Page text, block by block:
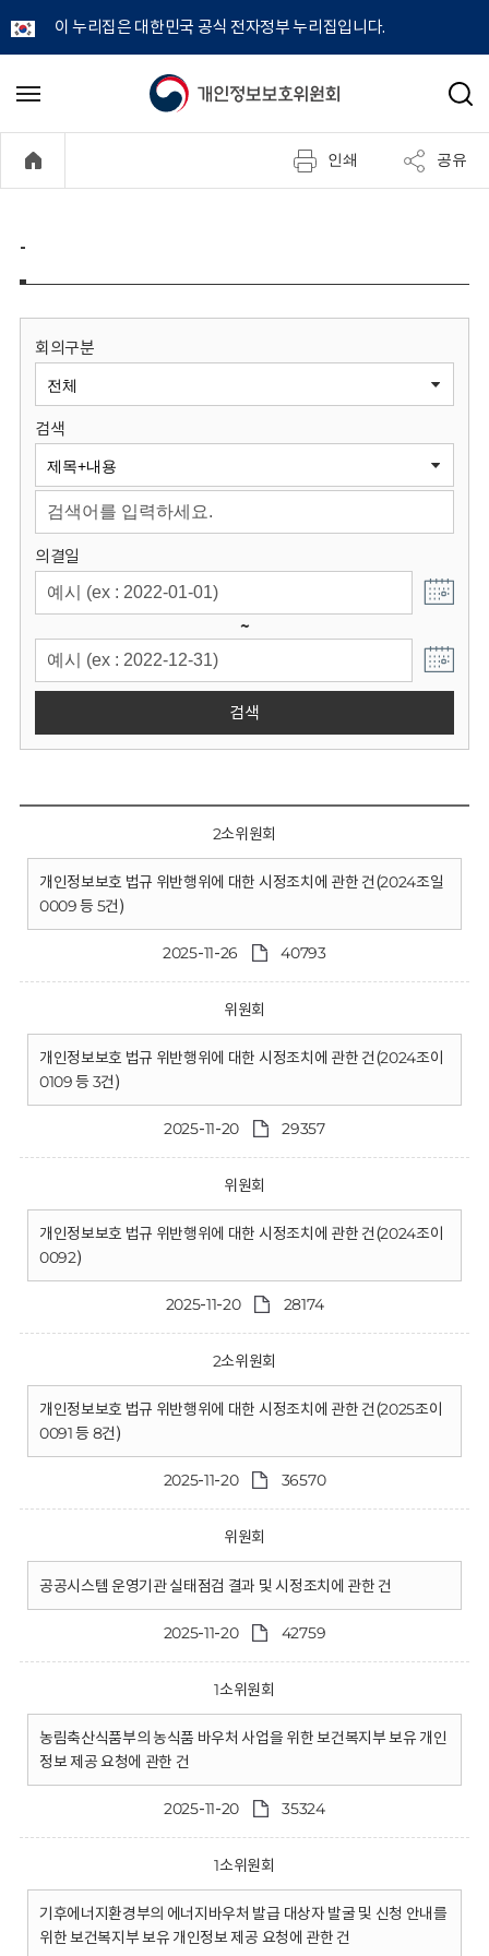
이 누리집은 대한민국 공식 전자정부 누리집입니다.
개
정
보
원
회
메
기
검
인쇄 공유
-
회의구분
검색
의결일
~
검색
2소위원회
개인정보보호 법규 위반행위에 대한 시정조치에 관한 건(2024조일
0009 등 5건)
2025-11-26 40793
위원회
개인정보보호 법규 위반행위에 대한 시정조치에 관한 건(2024조이
0109 등 3건)
2025-11-20 29357
위원회
개인정보보호 법규 위반행위에 대한 시정조치에 관한 건(2024조이
0092)
2025-11-20 28174
2소위원회
개인정보보호 법규 위반행위에 대한 시정조치에 관한 건(2025조이
0091 등 8건)
2025-11-20 36570
위원회
공공시스템 운영기관 실태점검 결과 및 시정조치에 관한 건
2025-11-20 42759
1소위원회
농림축산식품부의 농식품 바우처 사업을 위한 보건복지부 보유 개인
정보 제공 요청에 관한 건
2025-11-20 35324
1소위원회
기후에너지환경부의 에너지바우처 발급 대상자 발굴 및 신청 안내를
위한 보건복지부 보유 개인정보 제공 요청에 관한 건